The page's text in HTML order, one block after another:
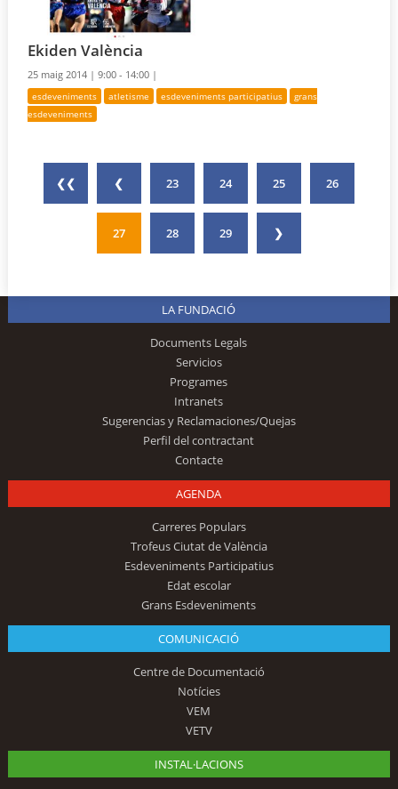
Ekiden València
25 maig 2014 |9:00 - 14:00 |
esdeveniments atletisme esdeveniments participatius
grans
esdeveniments
❮❮ ❮ 23 24 25 26
27 28 29 ❯
LA FUNDACIÓ
Documents Legals
Servicios
Programes
Intranets
Sugerencias y Reclamaciones/Quejas
Perfil del contractant
Contacte
AGENDA
Carreres Populars
Trofeus Ciutat de València
Esdeveniments Participatius
Edat escolar
Grans Esdeveniments
COMUNICACIÓ
Centre de Documentació
Notícies
VEM
VETV
INSTAL·LACIONS